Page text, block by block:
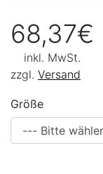
68,37€
inkl. MwSt.
zzgl. Versand
Größe